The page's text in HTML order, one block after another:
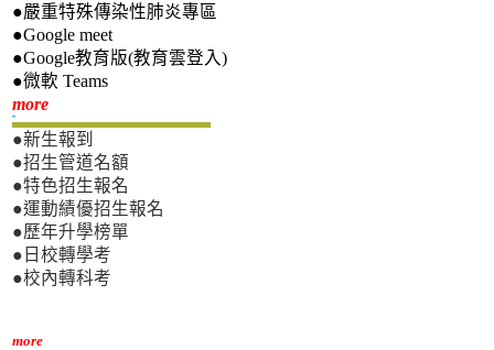
●嚴重特殊傳染性肺炎專區
●Google meet
●Google教育版(教育雲登入)
●微軟 Teams
more新生專區
●新生報到
●招生管道名額
●特色招生報名
●運動績優招生報名
●歷年升學榜單
●日校轉學考
●校內轉科考
more